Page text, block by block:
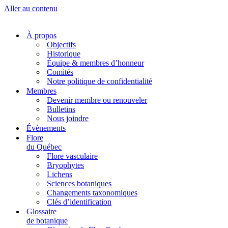
Aller au contenu
À propos
Objectifs
Historique
Équipe & membres d’honneur
Comités
Notre politique de confidentialité
Membres
Devenir membre ou renouveler
Bulletins
Nous joindre
Évènements
Flore
du Québec
Flore vasculaire
Bryophytes
Lichens
Sciences botaniques
Changements taxonomiques
Clés d’identification
Glossaire
de botanique